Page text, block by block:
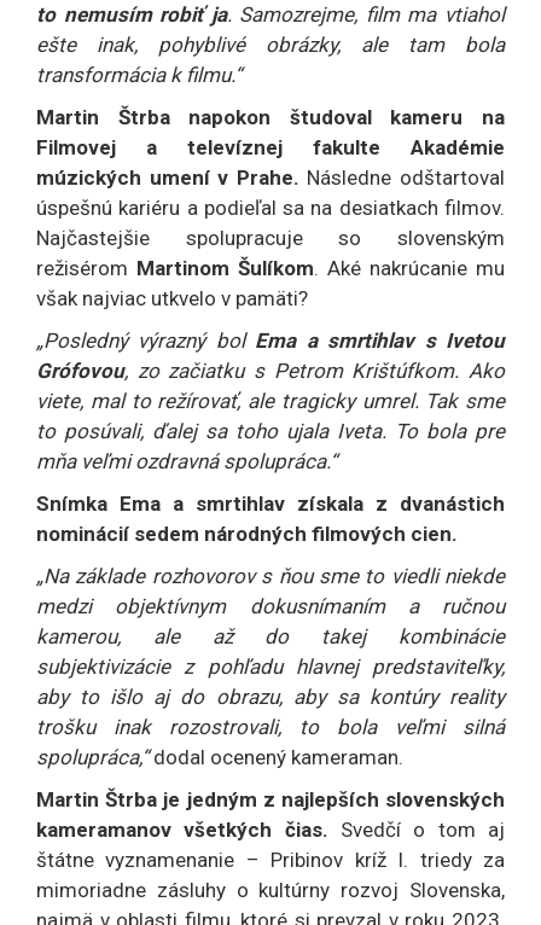
to nemusím robiť ja. Samozrejme, film ma vtiahol
ešte inak, pohyblivé obrázky, ale tam bola
transformácia k filmu.“
Martin Štrba napokon študoval kameru na
Filmovej a televíznej fakulte Akadémie
múzických umení v Prahe. Následne odštartoval
úspešnú kariéru a podieľal sa na desiatkach filmov.
Najčastejšie spolupracuje so slovenským
režisérom Martinom Šulíkom. Aké nakrúcanie mu
však najviac utkvelo v pamäti?
„Posledný výrazný bol Ema a smrtihlav s Ivetou
Grófovou, zo začiatku s Petrom Krištúfkom. Ako
viete, mal to režírovať, ale tragicky umrel. Tak sme
to posúvali, ďalej sa toho ujala Iveta. To bola pre
mňa veľmi ozdravná spolupráca.“
Snímka Ema a smrtihlav získala z dvanástich
nominácií sedem národných filmových cien.
„Na základe rozhovorov s ňou sme to viedli niekde
medzi objektívnym dokusnímaním a ručnou
kamerou, ale až do takej kombinácie
subjektivizácie z pohľadu hlavnej predstaviteľky,
aby to išlo aj do obrazu, aby sa kontúry reality
trošku inak rozostrovali, to bola veľmi silná
spolupráca,“dodal ocenený kameraman.
Martin Štrba je jedným z najlepších slovenských
kameramanov všetkých čias. Svedčí o tom aj
štátne vyznamenanie – Pribinov kríž I. triedy za
mimoriadne zásluhy o kultúrny rozvoj Slovenska,
najmä v oblasti filmu, ktoré si prevzal v roku 2023.